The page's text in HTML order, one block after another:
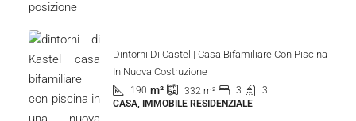
Dintorni Di Castel | Casa Bifamiliare Con Piscina
In Nuova Costruzione
190 m² 332 m² 3
3
CASA, IMMOBILE RESIDENZIALE